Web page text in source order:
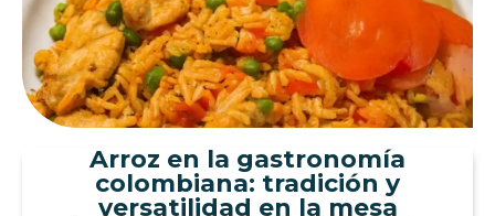
Arroz en la gastronomía
colombiana: tradición y
versatilidad en la mesa